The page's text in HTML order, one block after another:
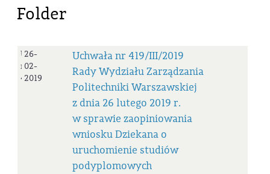
Folder
Uchwała
nr
419/III/2019
26-
02-
2019
Uchwała nr 419/III/2019
Rady Wydziału Zarządzania
Politechniki Warszawskiej
z dnia 26 lutego 2019 r.
w sprawie zaopiniowania
wniosku Dziekana o
uruchomienie studiów
podyplomowych